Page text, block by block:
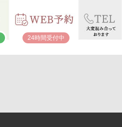
24時間受付中